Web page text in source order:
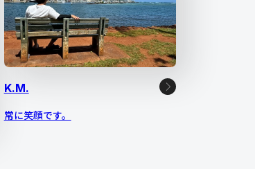
K.M.
常に笑顔です。